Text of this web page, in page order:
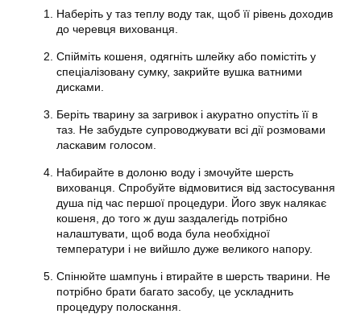
Наберіть у таз теплу воду так, щоб її рівень доходив
до черевця вихованця.
Спійміть кошеня, одягніть шлейку або помістіть у
спеціалізовану сумку, закрийте вушка ватними
дисками.
Беріть тварину за загривок і акуратно опустіть її в
таз. Не забудьте супроводжувати всі дії розмовами
ласкавим голосом.
Набирайте в долоню воду і змочуйте шерсть
вихованця. Спробуйте відмовитися від застосування
душа під час першої процедури. Його звук налякає
кошеня , до того ж душ заздалегідь потрібно
налаштувати, щоб вода була необхідної
температури і не вийшло дуже великого напору.
Спінюйте шампунь і втирайте в шерсть тварини. Не
потрібно брати багато засобу, це ускладнить
процедуру полоскання.